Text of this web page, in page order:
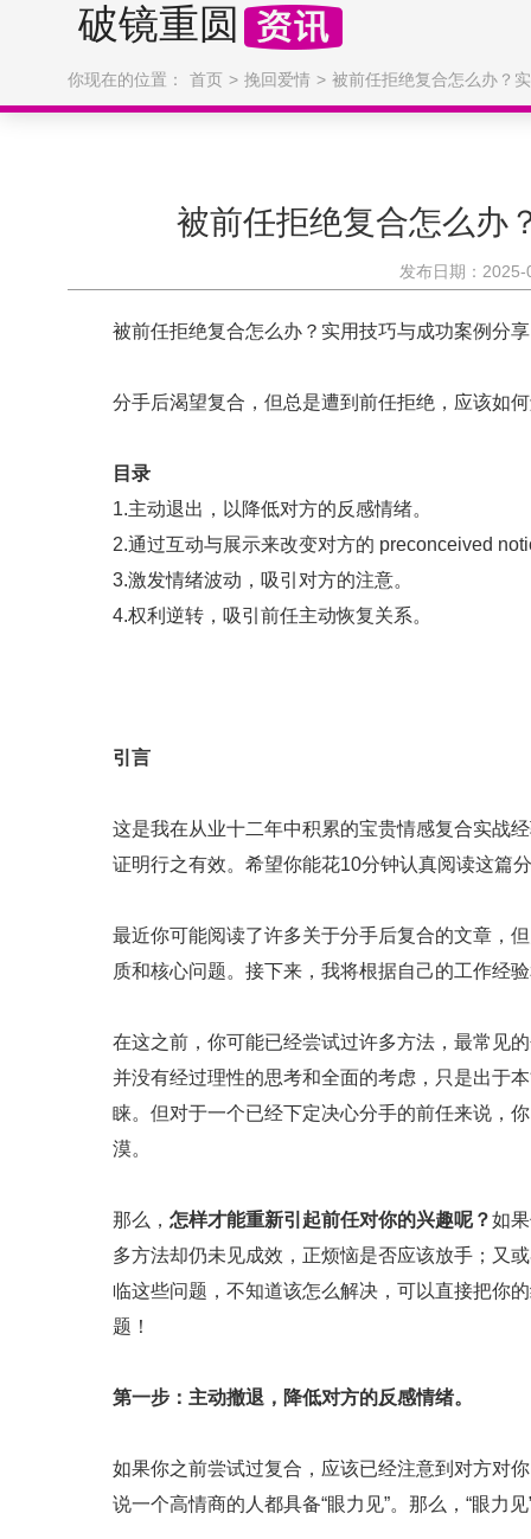
破镜重圆
你现在的位置： 首页 挽回爱情 被前任拒绝复合怎么办？
被前任拒绝复合怎么办
发布日期：
被前任拒绝复合怎么办？实用技巧与成功案例分享
分手后渴望复合，但总是遭到前任拒绝，应该如
目录
1.主动退出，以降低对方的反感情绪。
2.通过互动与展示来改变对方的 preconceived
3.激发情绪波动，吸引对方的注意。
4.权利逆转，吸引前任主动恢复关系。
引言
这是我在从业十二年中积累的宝贵情感复合实战
证明行之有效。希望你能花10分钟认真阅读这篇
最近你可能阅读了许多关于分手后复合的文章，
质和核心问题。接下来，我将根据自己的工作经
在这之前，你可能已经尝试过许多方法，最常见
并没有经过理性的思考和全面的考虑，只是出于
睐。但对于一个已经下定决心分手的前任来说，
漠。
那么， 怎样才能重新引起前任对你的兴趣呢？如
多方法却仍未见成效，正烦恼是否应该放手；又
临这些问题，不知道该怎么解决，可以直接把你
题！
第一步：主动撤退，降低对方的反感情绪。
如果你之前尝试过复合，应该已经注意到对方对
说一个高情商的人都具备“眼力见”。那么，“眼力